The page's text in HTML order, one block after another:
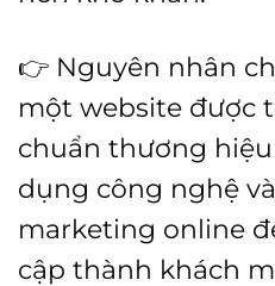
👉 Nguyên nhân
một website được
chuẩn thương
dụng công nghệ
marketing online
cập thành khách